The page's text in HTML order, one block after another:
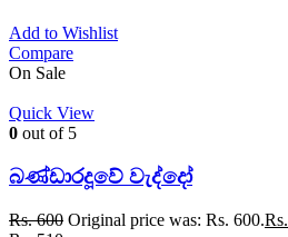
Add to Wishlist
Compare
On Sale
Quick View
0 out of 5
බණ්ඩාරදූවේ වැද්දෝ
Rs.600 Original price was: Rs. 600.Rs.